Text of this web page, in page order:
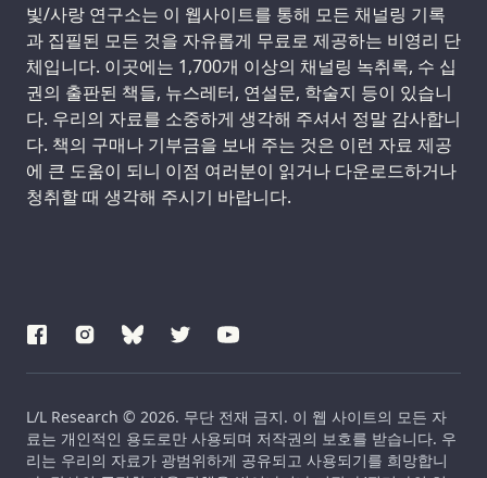
Support us:
빛/사랑 연구소는 이 웹사이트를 통해 모든 채널링 기록
과 집필된 모든 것을 자유롭게 무료로 제공하는 비영리 단
체입니다. 이곳에는 1,700개 이상의 채널링 녹취록, 수 십
권의 출판된 책들, 뉴스레터, 연설문, 학술지 등이 있습니
다. 우리의 자료를 소중하게 생각해 주셔서 정말 감사합니
다. 책의 구매나 기부금을 보내 주는 것은 이런 자료 제공
에 큰 도움이 되니 이점 여러분이 읽거나 다운로드하거나
청취할 때 생각해 주시기 바랍니다.
L/L Research © 2026. 무단 전재 금지. 이 웹 사이트의 모든 자
료는 개인적인 용도로만 사용되며 저작권의 보호를 받습니다. 우
리는 우리의 자료가 광범위하게 공유되고 사용되기를 희망합니